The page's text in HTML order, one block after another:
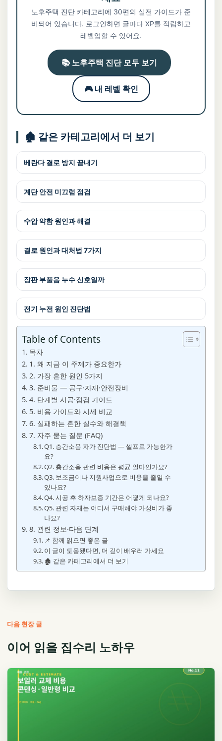
노후주택 진단 카테고리에 30편의 실전 가이드가 준
비되어 있습니다. 로그인하면 글마다 XP를 적립하고
레벨업할 수 있어요.
📚 노후주택 진단 모두 보기
🎮 내 레벨 확인
🏚️ 같은 카테고리에서 더 보기
베란다 결로 방지 끝내기
계단 안전 미끄럼 점검
수압 약함 원인과 해결
결로 원인과 대처법 7가지
장판 부풀음 누수 신호일까
전기 누전 원인 진단법
Table of Contents
목차
1. 왜 지금 이 주제가 중요한가
2. 가장 흔한 원인 5가지
3. 준비물 — 공구·자재·안전장비
4. 단계별 시공·점검 가이드
5. 비용 가이드와 시세 비교
6. 실패하는 흔한 실수와 해결책
7. 자주 묻는 질문 (FAQ)
Q1. 층간소음 자가 진단법 — 셀프로 가능한가
요?
Q2. 층간소음 관련 비용은 평균 얼마인가요?
Q3. 보조금이나 지원사업으로 비용을 줄일 수
있나요?
Q4. 시공 후 하자보증 기간은 어떻게 되나요?
Q5. 관련 자재는 어디서 구매해야 가성비가 좋
나요?
8. 관련 정보·다음 단계
📌 함께 읽으면 좋은 글
이 글이 도움됐다면, 더 깊이 배우러 가세요
🏚️ 같은 카테고리에서 더 보기
다음 현장 글
이어 읽을 집수리 노하우